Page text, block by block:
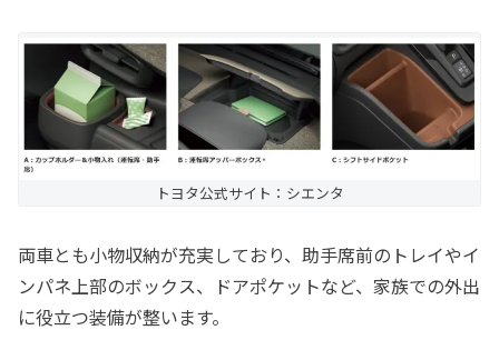
トヨタ公式サイト：シエンタ
両車とも小物収納が充実しており、助手席前のトレイやイ
ンパネ上部のボックス、ドアポケットなど、家族での外出
に役立つ装備が整います。